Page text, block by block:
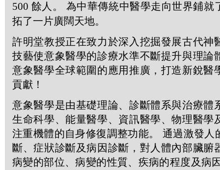
500 餘人。 為中華傳統中醫學走向世界鋪就
拓了一片廣闊天地。
許明堂教授正在致力於深入挖掘發展古代神
技藝使意象醫學的診療水準不斷提升與理論
意象醫學全球範圍的應用推廣，打造新銳醫
貢獻！
意象醫學是由基礎理論、診斷體系與治療體
生命科學、能量醫學、資訊醫學、物理醫學
注重機體的自身修復調整功能。 通過激發人
斷、症狀診斷及病因診斷，對人體內部臟腑
病變的部位、病變的性質、疾病的程度及病